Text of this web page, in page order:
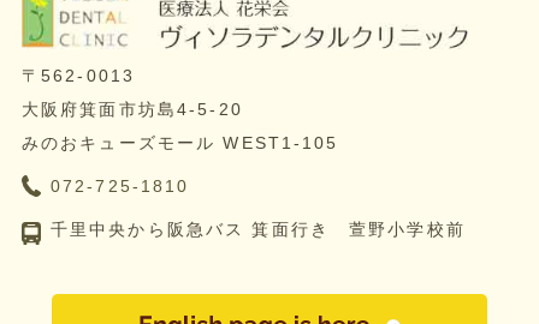
〒562-0013
大阪府箕面市坊島4-5-20
みのおキューズモール WEST1-105
072-725-1810
千里中央から阪急バス 箕面行き 萱野小学校前